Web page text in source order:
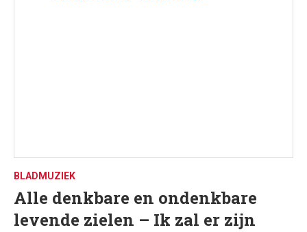
BLADMUZIEK
Alle denkbare en ondenkbare
levende zielen – Ik zal er zijn